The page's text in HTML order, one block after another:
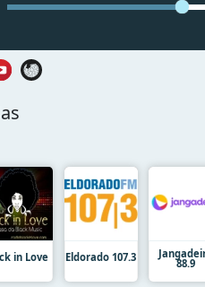
in Love Eldorado 107.3 88.9